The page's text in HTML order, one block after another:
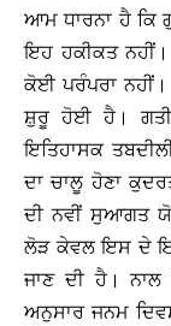
ਆਮ ਧਾਰਨਾ ਹੈ ਕਿ
ਇਹ ਹਕੀਕਤ
ਕੋਈ ਪਰੰਪਰਾ
ਸ਼ੁਰੂ ਹੋਈ ਹੈ।
ਇਤਿਹਾਸਕ
ਦਾ ਚਾਲੂ ਹੋਣਾ
ਦੀ ਨਵੀਂ ਸੁਆਗਤ
ਲੋੜ ਕੇਵਲ ਇਸ ਦੇ
ਜਾਣ ਦੀ ਹੈ। ਨਾਲ
ਅਨੁਸਾਰ ਜਨਮ